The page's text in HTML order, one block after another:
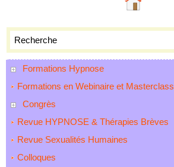
Formations Hypnose
Formations en Webinaire et Masterclass
Congrès
Revue HYPNOSE & Thérapies Brèves
Revue Sexualités Humaines
Colloques